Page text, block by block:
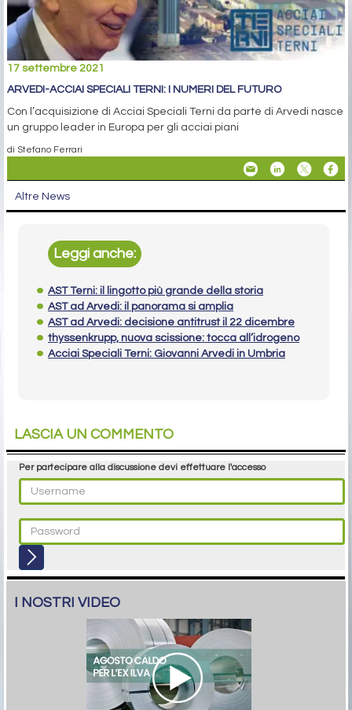
17 settembre 2021
ARVEDI-ACCIAI SPECIALI TERNI: I NUMERI DEL FUTURO
Con l’acquisizione di Acciai Speciali Terni da parte di Arvedi nasce
un gruppo leader in Europa per gli acciai piani
di Stefano Ferrari
Altre News
Leggi anche:
AST Terni: il lingotto più grande della storia
AST ad Arvedi: il panorama si amplia
AST ad Arvedi: decisione antitrust il 22 dicembre
thyssenkrupp, nuova scissione: tocca all’idrogeno
Acciai Speciali Terni: Giovanni Arvedi in Umbria
LASCIA UN COMMENTO
Per partecipare alla discussione devi effettuare l'accesso
I NOSTRI VIDEO